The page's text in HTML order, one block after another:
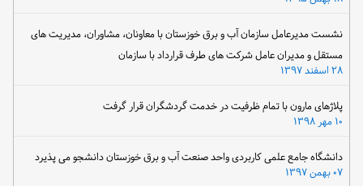
نشست مدیرعامل سازمان آب و برق خوزستان با معاونان، مشاوران، مدیریت های
مستقل و مدیران عامل شرکت های طرف قرارداد با سازمان
پلاژهای مارون با تمام ظرفیت در خدمت گردشگران قرار گرفت
دانشگاه جامع علمی کاربردی واحد صنعت آب و برق خوزستان دانشجو می پذیرد